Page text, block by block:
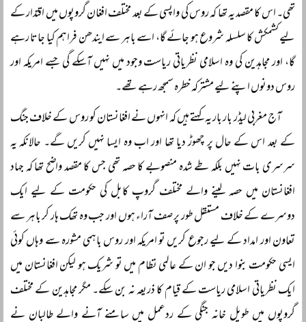
تھی۔ اس کا مقصد یہ تھا کہ روس کی واپسی کے بعد مختلف افغان گروپوں میں اقتدار کے
لیے کشمکش کا سلسلہ شروع ہو جائے گا، اسے باہر سے ایندھن فراہم کیا جاتا رہے
گا، اور مجاہدین کی وہ اسلامی نظریاتی ریاست وجود میں نہیں آسکے گی جسے امریکہ اور
روس دونوں اپنے لیے مشترکہ خطرہ سمجھ رہے تھے۔
آج مغربی لیڈر بار بار یہ کہتے ہیں کہ انہوں نے افغانستان کو روس کے خلاف جنگ
کے بعد اس کے حال پر چھوڑ دیا تھا اور اب وہ ایسا نہیں کریں گے۔ حالانکہ یہ
سرسری بات نہیں بلکہ طے شدہ منصوبے کا حصہ تھی جس کا مقصد واضح تھا کہ جہاد
افغانستان میں حصہ لینے والے مختلف گروپ کابل کی حکومت کے لیے ایک
دوسرے کے خلاف مستقل طور پر صف آراء ہوں اور جب وہ تھک ہار کر باہر سے
تعاون اور امداد کے لیے رجوع کریں تو امریکہ اور روس باہمی مشورہ سے وہاں کوئی
ایسی حکومت بنوا دیں جو ان کے عالمی نظام میں تو شریک ہو لیکن افغانستان میں
ایک نظریاتی اسلامی ریاست کے قیام کا ذریعہ نہ بن سکے۔ مگر مجاہدین کے مختلف
گروپوں میں طویل خانہ جنگی کے ردعمل میں سامنے آنے والے طالبان نے